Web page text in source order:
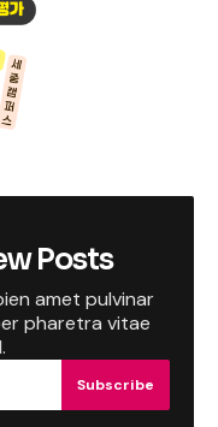
Posts
amet pulvinar
pharetra vitae
Subscribe